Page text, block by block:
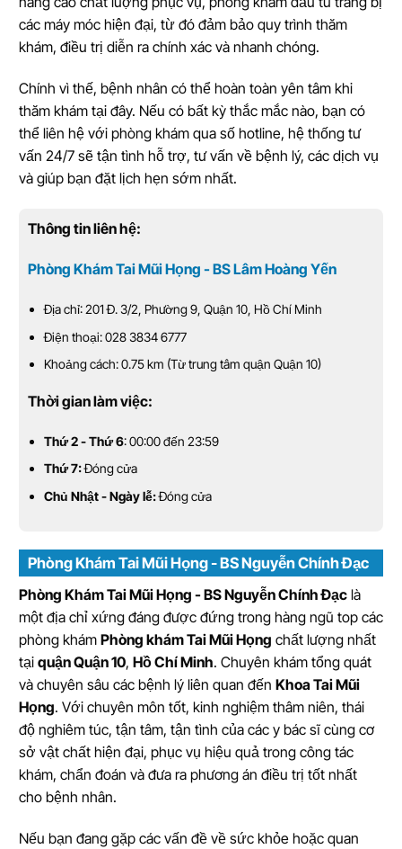
các máy móc hiện đại, từ đó đảm bảo quy trình thăm
khám, điều trị diễn ra chính xác và nhanh chóng.
Chính vì thế, bệnh nhân có thể hoàn toàn yên tâm khi
thăm khám tại đây. Nếu có bất kỳ thắc mắc nào, bạn có
thể liên hệ với phòng khám qua số hotline, hệ thống tư
vấn 24/7 sẽ tận tình hỗ trợ, tư vấn về bệnh lý, các dịch vụ
và giúp bạn đặt lịch hẹn sớm nhất.
Thông tin liên hệ:
Phòng Khám Tai Mũi Họng - BS Lâm Hoàng Yến
Địa chỉ: 201 Đ. 3/2, Phường 9, Quận 10, Hồ Chí Minh
Điện thoại: 028 3834 6777
Khoảng cách: 0.75 km (Từ trung tâm quận Quận 10)
Thời gian làm việc:
Thứ 2 - Thứ 6: 00:00 đến 23:59
Thứ 7:Đóng cửa
Chủ Nhật - Ngày lễ:Đóng cửa
Phòng Khám Tai Mũi Họng - BS Nguyễn Chính Đạc
Phòng Khám Tai Mũi Họng - BS Nguyễn Chính Đạc là
một địa chỉ xứng đáng được đứng trong hàng ngũ top các
phòng khám Phòng khám Tai Mũi Họng chất lượng nhất
tại quận Quận 10, Hồ Chí Minh. Chuyên khám tổng quát
và chuyên sâu các bệnh lý liên quan đến Khoa Tai Mũi
Họng. Với chuyên môn tốt, kinh nghiệm thâm niên, thái
độ nghiêm túc, tận tâm, tận tình của các y bác sĩ cùng cơ
sở vật chất hiện đại, phục vụ hiệu quả trong công tác
khám, chẩn đoán và đưa ra phương án điều trị tốt nhất
cho bệnh nhân.
Nếu bạn đang gặp các vấn đề về sức khỏe hoặc quan